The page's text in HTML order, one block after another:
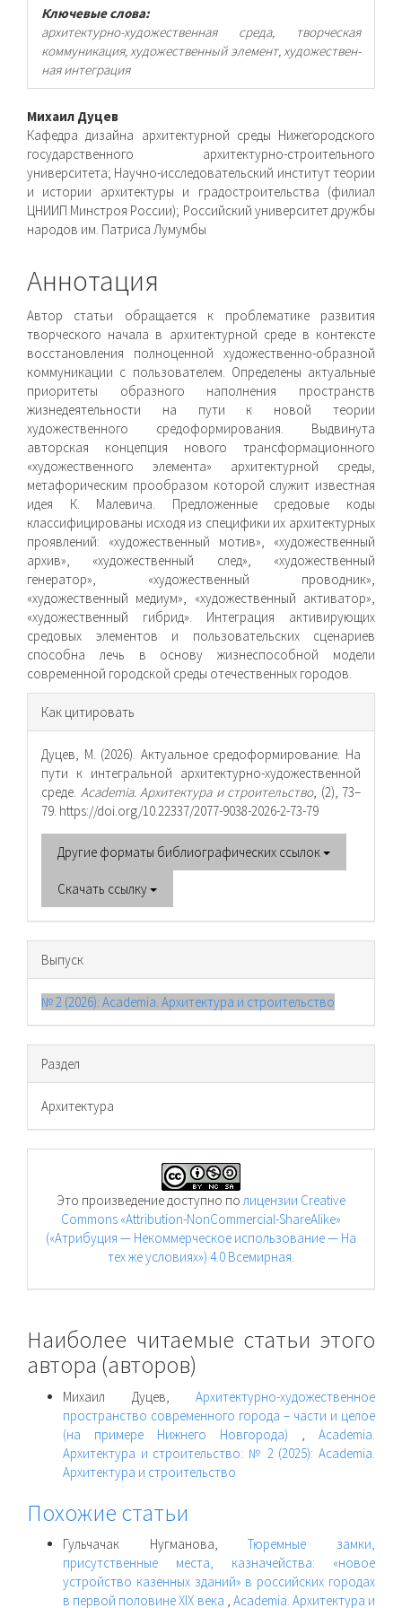
Ключевые слова:
архитектурно-художественная среда, творческая
коммуникация, художественный элемент, художествен-
ная интеграция
Основное
содержимое
статьи
Михаил Дуцев
Кафедра дизайна архитектурной среды Нижегородского
государственного архитектурно-строительного
университета; Научно-исследовательский институт теории
и истории архитектуры и градостроительства (филиал
ЦНИИП Минстроя России); Российский университет дружбы
народов им. Патриса Лумумбы
Аннотация
Автор статьи обращается к проблематике развития
творческого начала в архитектурной среде в контексте
восстановления полноценной художественно-образной
коммуникации с пользователем. Определены актуальные
приоритеты образного наполнения пространств
жизнедеятельности на пути к новой теории
художественного средоформирования. Выдвинута
авторская концепция нового трансформационного
«художественного элемента» архитектурной среды,
метафорическим прообразом которой служит известная
идея К. Малевича. Предложенные средовые коды
классифицированы исходя из специфики их архитектурных
проявлений: «художественный мотив», «художественный
архив», «художественный след», «художественный
генератор», «художественный проводник»,
«художественный медиум», «художественный активатор»,
«художественный гибрид». Интеграция активирующих
средовых элементов и пользовательских сценариев
способна лечь в основу жизнеспособной модели
современной городской среды отечественных городов.
Информация
о статье
Как цитировать
Дуцев, М. (2026). Актуальное средоформирование. На
пути к интегральной архитектурно-художественной
среде. Academia. Архитектура и строительство, (2), 73–
79. https://doi.org/10.22337/2077-9038-2026-2-73-79
Другие форматы библиографических ссылок
Скачать ссылку
Выпуск
№ 2 (2026): Academia. Архитектура и строительство
Раздел
Архитектура
Это произведение доступно полицензии Creative
Commons «Attribution-NonCommercial-ShareAlike»
(«Атрибуция — Некоммерческое использование — На
тех же условиях») 4.0 Всемирная.
Наиболее читаемые статьи этого
автора (авторов)
Михаил Дуцев, Архитектурно-художественное
пространство современного города – части и целое
(на примере Нижнего Новгорода) , Academia.
Архитектура и строительство: № 2 (2025): Academia.
Архитектура и строительство
Похожие статьи
Гульчачак Нугманова,Тюремные замки,
присутственные места, казначейства: «новое
устройство казенных зданий» в российских городах
в первой половине XIX века , Academia. Архитектура и